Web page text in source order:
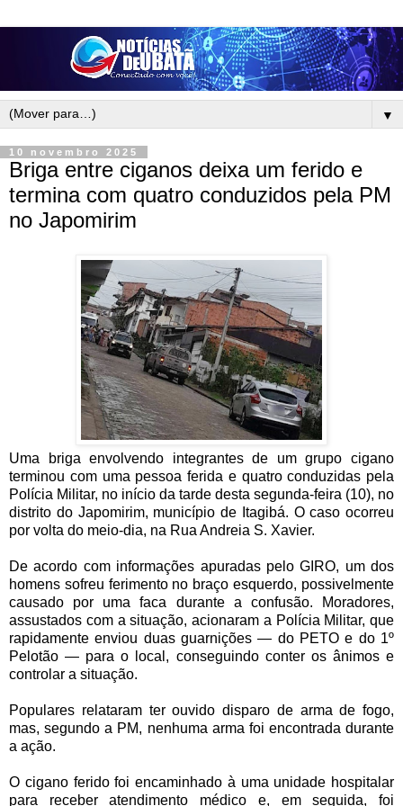
▼
10 novembro 2025
Briga entre ciganos deixa um ferido e
termina com quatro conduzidos pela PM
no Japomirim
Uma briga envolvendo integrantes de um grupo cigano
terminou com uma pessoa ferida e quatro conduzidas pela
Polícia Militar, no início da tarde desta segunda-feira (10), no
distrito do Japomirim, município de Itagibá. O caso ocorreu
por volta do meio-dia, na Rua Andreia S. Xavier.
De acordo com informações apuradas pelo GIRO, um dos
homens sofreu ferimento no braço esquerdo, possivelmente
causado por uma faca durante a confusão. Moradores,
assustados com a situação, acionaram a Polícia Militar, que
rapidamente enviou duas guarnições — do PETO e do 1º
Pelotão — para o local, conseguindo conter os ânimos e
controlar a situação.
Populares relataram ter ouvido disparo de arma de fogo,
mas, segundo a PM, nenhuma arma foi encontrada durante
a ação.
O cigano ferido foi encaminhado à uma unidade hospitalar
para receber atendimento médico e, em seguida, foi